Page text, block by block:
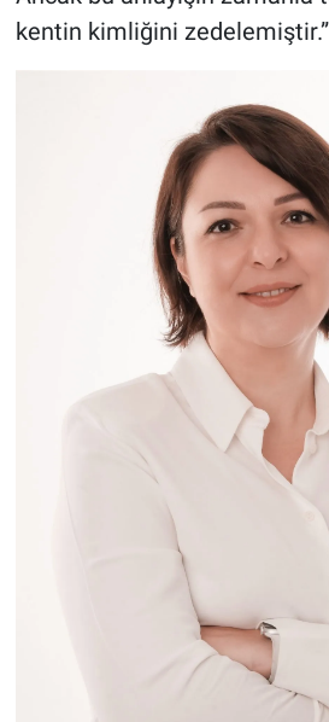
kentin kimliğini